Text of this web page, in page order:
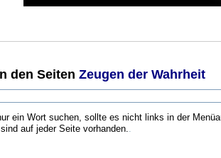
den Seiten Zeugen der Wahrheit
ein Wort suchen, sollte es nicht links in der
auf jeder Seite vorhanden.